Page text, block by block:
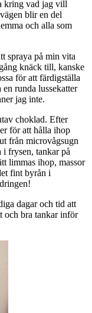
kring vad jag vill
blir en del
och alla som
spraya på min vita
knäck till, kanske
för att färdigställa
runda lussekatter
jag inte.
choklad. Efter
för att hålla ihop
från microvågsugn
i frysen, tankar på
limmas ihop, massor
fint byrån i
dagar och tid att
och bra tankar inför